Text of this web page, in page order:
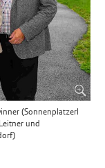
(Sonnenplatzerl
und